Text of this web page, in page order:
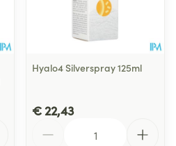
Hyalo4 Silverspray 125ml
€ 22,43